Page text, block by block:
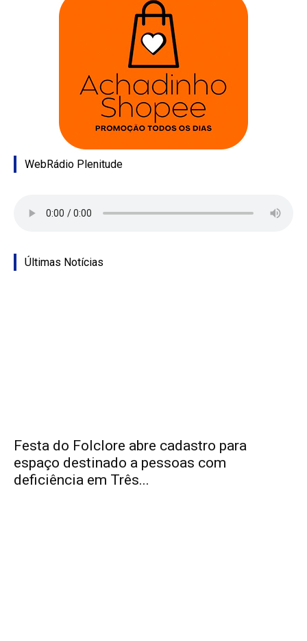
WebRádio Plenitude
Últimas Notícias
Festa do Folclore abre cadastro para
espaço destinado a pessoas com
deficiência em Três...